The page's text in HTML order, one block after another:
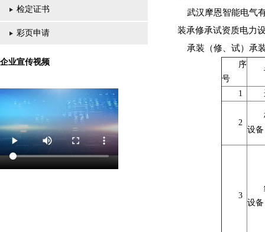
检定证书
彩页申请
企业宣传视频
武汉摩恩智能电气
装承修承试资质电力
承装（修、试）承
序
号
1
2
设备
3
设备